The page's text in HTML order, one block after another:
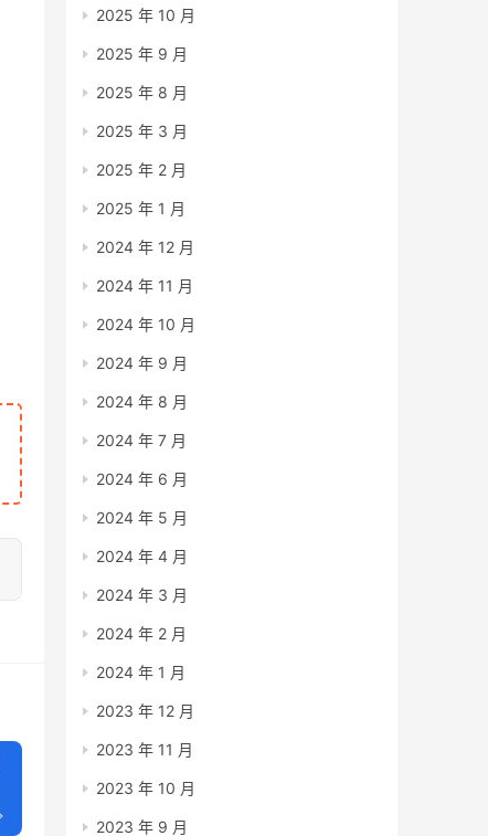
2025 年 10 月
2025 年 9 月
2025 年 8 月
2025 年 3 月
2025 年 2 月
2025 年 1 月
2024 年 12 月
2024 年 11 月
2024 年 10 月
2024 年 9 月
2024 年 8 月
2024 年 7 月
2024 年 6 月
2024 年 5 月
2024 年 4 月
2024 年 3 月
2024 年 2 月
2024 年 1 月
2023 年 12 月
2023 年 11 月
2023 年 10 月
2023 年 9 月